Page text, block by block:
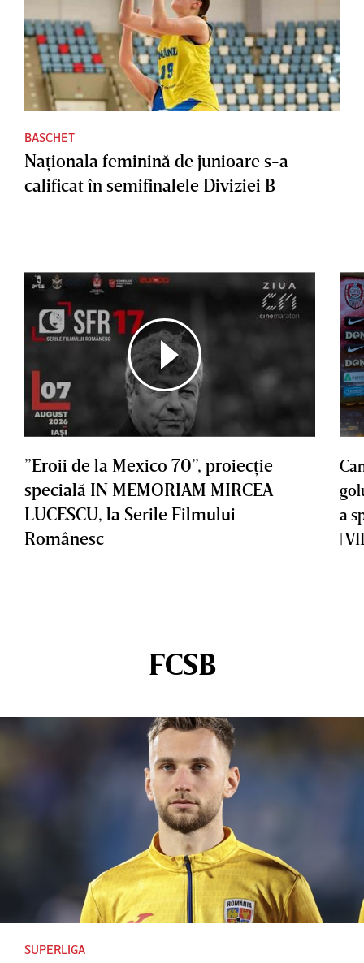
BASCHET
Naţionala feminină de junioare s-a
calificat în semifinalele Diviziei B
”Eroii de la Mexico 70”, proiecţie
specială IN MEMORIAM MIRCEA
LUCESCU, la Serile Filmului
Românesc
a
|
FCSB
SUPERLIGA